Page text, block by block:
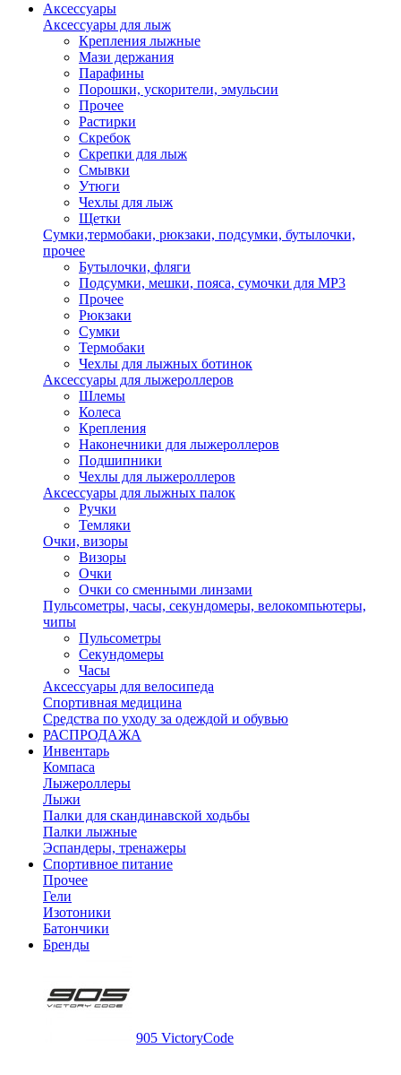
Аксессуары
Аксессуары для лыж
Крепления лыжные
Мази держания
Парафины
Порошки, ускорители, эмульсии
Прочее
Растирки
Скребок
Скрепки для лыж
Смывки
Утюги
Чехлы для лыж
Щетки
Сумки,термобаки, рюкзаки, подсумки, бутылочки,
прочее
Бутылочки, фляги
Подсумки, мешки, пояса, сумочки для MP3
Прочее
Рюкзаки
Сумки
Термобаки
Чехлы для лыжных ботинок
Аксессуары для лыжероллеров
Шлемы
Колеса
Крепления
Наконечники для лыжероллеров
Подшипники
Чехлы для лыжероллеров
Аксессуары для лыжных палок
Ручки
Темляки
Очки, визоры
Визоры
Очки
Очки со сменными линзами
Пульсометры, часы, секундомеры, велокомпьютеры,
чипы
Пульсометры
Секундомеры
Часы
Аксессуары для велосипеда
Спортивная медицина
Средства по уходу за одеждой и обувью
РАСПРОДАЖА
Инвентарь
Компаса
Лыжероллеры
Лыжи
Палки для скандинавской ходьбы
Палки лыжные
Эспандеры, тренажеры
Спортивное питание
Прочее
Гели
Изотоники
Батончики
Бренды
905 VictoryCode